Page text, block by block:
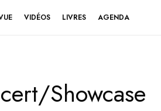
VIDÉOS LIVRES AGENDA
Showcase